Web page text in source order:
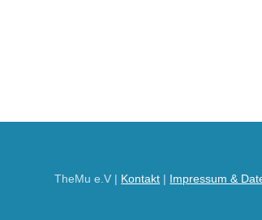
TheMu e.V | Kontakt Impressum &